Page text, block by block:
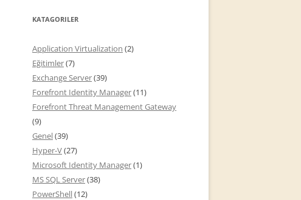
KATAGORILER
Application Virtualization (2)
Eğitimler(7)
Exchange Server(39)
Forefront Identity Manager(11)
Forefront Threat Management Gateway
(9)
Genel(39)
Hyper-V(27)
Microsoft Identity Manager(1)
MS SQL Server(38)
PowerShell(12)